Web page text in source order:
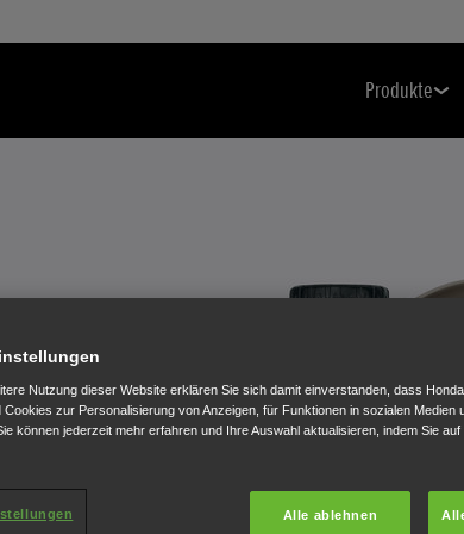
Produkte
HONDA-
Gerät sogar noch
Nutzung dieser Website erklären Sie sich damit einverstanden, dass
Cookies zur Personalisierung von Anzeigen, für Funktionen in sozialen Medien
können jederzeit mehr erfahren und Ihre Auswahl aktualisieren, indem Sie
Alle ablehnen